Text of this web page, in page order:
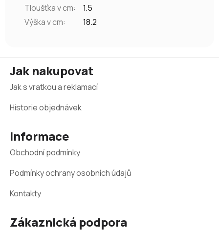
Tloušťka v cm:
1.5
Výška v cm: 18.2
Jak nakupovat
Jak s vratkou a reklamací
Historie objednávek
Informace
Obchodní podmínky
Podmínky ochrany osobních údajů
Kontakty
Zákaznická podpora